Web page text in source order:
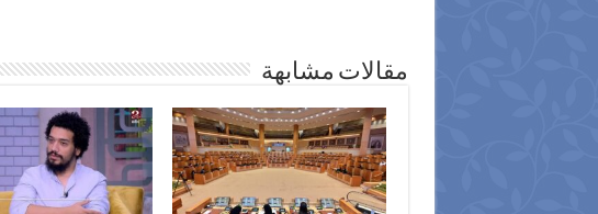
مقالات مشابهة